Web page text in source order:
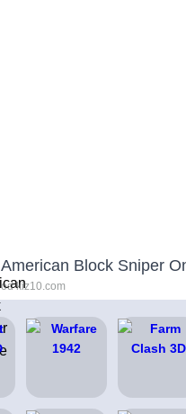
American Block Sniper
od kiz10.com